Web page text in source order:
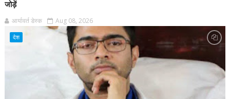
जोड़ें
आर्यावर्त डेस्क Aug 08, 2026
देश